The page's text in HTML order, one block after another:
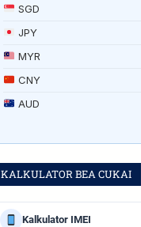
SGD
JPY
MYR
CNY
AUD
KALKULATOR BEA CUKAI
Kalkulator IMEI